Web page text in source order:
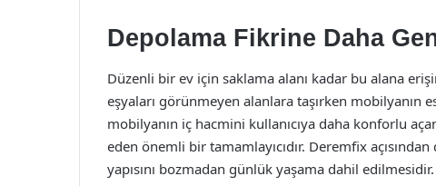
Depolama Fikrine Daha
Düzenli bir ev için saklama alanı kadar bu alana
eşyaları görünmeyen alanlara taşırken mobilyanın
mobilyanın iç hacmini kullanıcıya daha konforlu
eden önemli bir tamamlayıcıdır. Deremfix
yapısını bozmadan günlük yaşama dahil edilmesidir.